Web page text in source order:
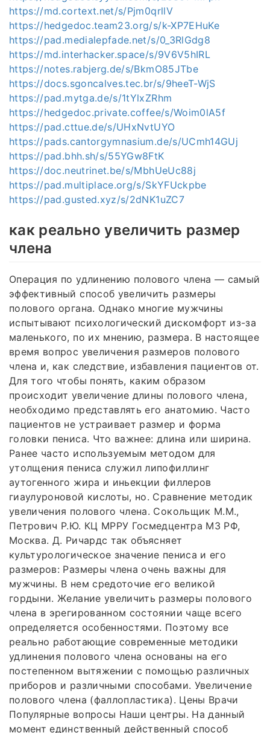
https://md.cortext.net/s/Pjm0qrllV
https://hedgedoc.team23.org/s/k-XP7EHuKe
https://pad.medialepfade.net/s/0_3RlGdg8
https://md.interhacker.space/s/9V6V5hIRL
https://notes.rabjerg.de/s/BkmO85JTbe
https://docs.sgoncalves.tec.br/s/9heeT-WjS
https://pad.mytga.de/s/1tYlxZRhm
https://hedgedoc.private.coffee/s/Woim0lA5f
https://pad.cttue.de/s/UHxNvtUYO
https://pads.cantorgymnasium.de/s/UCmh14GUj
https://pad.bhh.sh/s/55YGw8FtK
https://doc.neutrinet.be/s/MbhUeUc88j
https://pad.multiplace.org/s/SkYFUckpbe
https://pad.gusted.xyz/s/2dNK1uZC7
как реально увеличить размер
члена
Операция по удлинению полового члена — самый
эффективный способ увеличить размеры
полового органа. Однако многие мужчины
испытывают психологический дискомфорт из-за
маленького, по их мнению, размера. В настоящее
время вопрос увеличения размеров полового
члена и, как следствие, избавления пациентов от.
Для того чтобы понять, каким образом
происходит увеличение длины полового члена,
необходимо представлять его анатомию. Часто
пациентов не устраивает размер и форма
головки пениса. Что важнее: длина или ширина.
Ранее часто используемым методом для
утолщения пениса служил липофиллинг
аутогенного жира и иньекции филлеров
гиаулуроновой кислоты, но. Сравнение методик
увеличения полового члена. Сокольщик М.М.,
Петрович Р.Ю. КЦ МРРУ Госмедцентра МЗ РФ,
Москва. Д. Ричардс так объясняет
культурологическое значение пениса и его
размеров: Размеры члена очень важны для
мужчины. В нем средоточие его великой
гордыни. Желание увеличить размеры полового
члена в эрегированном состоянии чаще всего
определяется особенностями. Поэтому все
реально работающие современные методики
удлинения полового члена основаны на его
постепенном вытяжении с помощью различных
приборов и различными способами. Увеличение
полового члена (фаллопластика). Цены Врачи
Популярные вопросы Наши центры. На данный
момент единственный действенный способ